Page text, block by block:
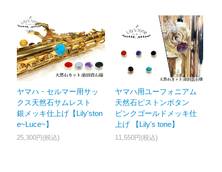
ヤマハ・セルマー用サッ
クス天然石サムレスト
銀メッキ仕上げ【Lily'ston
e~Luce~】
25,300円(税込)
ヤマハ用ユーフォニアム
天然石ピストンボタン
ピンクゴールドメッキ仕
上げ 【Lily's tone】
11,550円(税込)